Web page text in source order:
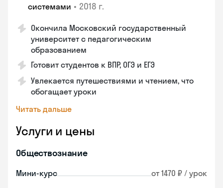
системами • 2018 г.
Окончила Московский государственный
университет с педагогическим
образованием
Готовит студентов к ВПР, ОГЭ и ЕГЭ
Увлекается путешествиями и чтением, что
обогащает уроки
Читать дальше
Услуги и цены
Обществознание
Мини-курс от 1470 ₽ / урок